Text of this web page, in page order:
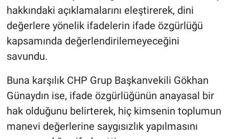
hakkındaki açıklamalarını eleştirerek, dini
değerlere yönelik ifadelerin ifade özgürlüğü
kapsamında değerlendirilemeyeceğini
savundu.
Buna karşılık CHP Grup Başkanvekili Gökhan
Günaydın ise, ifade özgürlüğünün anayasal bir
hak olduğunu belirterek, hiç kimsenin toplumun
manevi değerlerine saygısızlık yapılmasını